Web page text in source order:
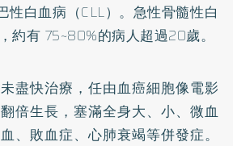
性白血病（CLL）。急性骨髓性白
約有 75~80%的病人超過20歲。
盡快治療，任由血癌細胞像電影
倍生長，塞滿全身大、小、微血
、敗血症、心肺衰竭等併發症。